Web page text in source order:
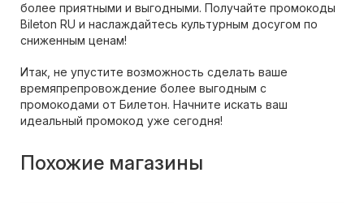
более приятными и выгодными. Получайте промокоды
Bileton RU и наслаждайтесь культурным досугом по
сниженным ценам!
Итак, не упустите возможность сделать ваше
времяпрепровождение более выгодным с
промокодами от Билетон. Начните искать ваш
идеальный промокод уже сегодня!
Похожие магазины